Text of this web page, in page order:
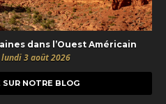
dans l’Ouest Américain
3 août 2026
SUR NOTRE BLOG